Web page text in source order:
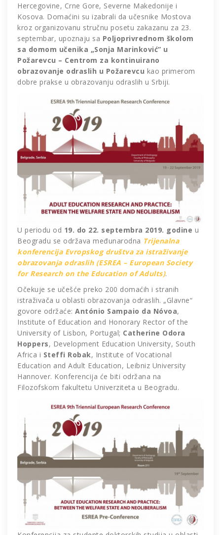
Hercegovine, Crne Gore, Severne Makedonije i
Kosova. Domaćini su izabrali da učesnike Mostova
kroz organizovanu stručnu posetu zakazanu za 23.
septembar, upoznaju sa Poljoprivrednom školom
sa domom učenika „Sonja Marinković” u
Požarevcu – Centrom za kontinuirano
obrazovanje odraslih u Požarevcu kao primerom
dobre prakse u obrazovanju odraslih u Srbiji.
U periodu od 19. do 22. septembra 2019. godine u
Beogradu se održava međunarodna Trijenalna
konferencija Evropskog društva za istraživanje
obrazovanja odraslih (ESREA – European Society
for Research on the Education of Adults).
Očekuje se učešće preko 200 domaćih i stranih
istraživača u oblasti obrazovanja odraslih. „Glavne“
govore održaće: António Sampaio da Nóvoa,
Institute of Education and Honorary Rector of the
University of Lisbon, Portugal; Catherine Odora
Hoppers, Development Education University, South
Africa i Steffi Robak, Institute of Vocational
Education and Adult Education, Leibniz University
Hannover. Konferencija će biti održana na
Filozofskom fakultetu Univerziteta u Beogradu.